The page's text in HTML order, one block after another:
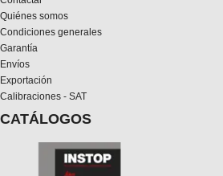
Quiénes somos
Condiciones generales
Garantía
Envíos
Exportación
Calibraciones - SAT
CATÁLOGOS